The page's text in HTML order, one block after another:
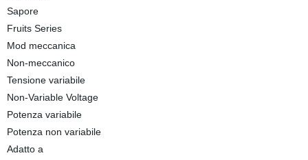
Sapore
Fruits Series
Mod meccanica
Non-meccanico
Tensione variabile
Non-Variable Voltage
Potenza variabile
Potenza non variabile
Adatto a